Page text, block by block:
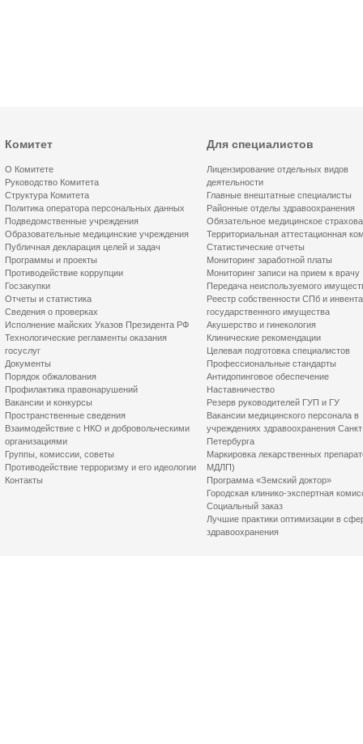
Комитет
О Комитете
Руководство Комитета
Структура Комитета
Политика оператора персональных данных
Подведомственные учреждения
Образовательные медицинские учреждения
Публичная декларация целей и задач
Программы и проекты
Противодействие коррупции
Госзакупки
Отчеты и статистика
Сведения о проверках
Исполнение майских Указов Президента РФ
Технологические регламенты оказания
госуслуг
Документы
Порядок обжалования
Профилактика правонарушений
Вакансии и конкурсы
Пространственные сведения
Взаимодействие с НКО и добровольческими
организациями
Группы, комиссии, советы
Противодействие терроризму и его идеологии
Контакты
Для специалистов
Лицензирование отдельных видов
деятельности
Главные внештатные специалисты
Районные отделы здравоохранения
Обязательное медицинское
Территориальная аттестационная
Статистические отчеты
Мониторинг заработной платы
Мониторинг записи на прием к врачу
Передача неиспользуемого
Реестр собственности СПб и
государственного имущества
Акушерство и гинекология
Клинические рекомендации
Целевая подготовка специалистов
Профессиональные стандарты
Антидопинговое обеспечение
Наставничество
Резерв руководителей ГУП и ГУ
Вакансии медицинского персонала в
учреждениях здравоохранения
Петербурга
Маркировка лекарственных
МДЛП)
Программа «Земский доктор»
Городская клинико-экспертная
Социальный заказ
Лучшие практики оптимизации в
здравоохранения